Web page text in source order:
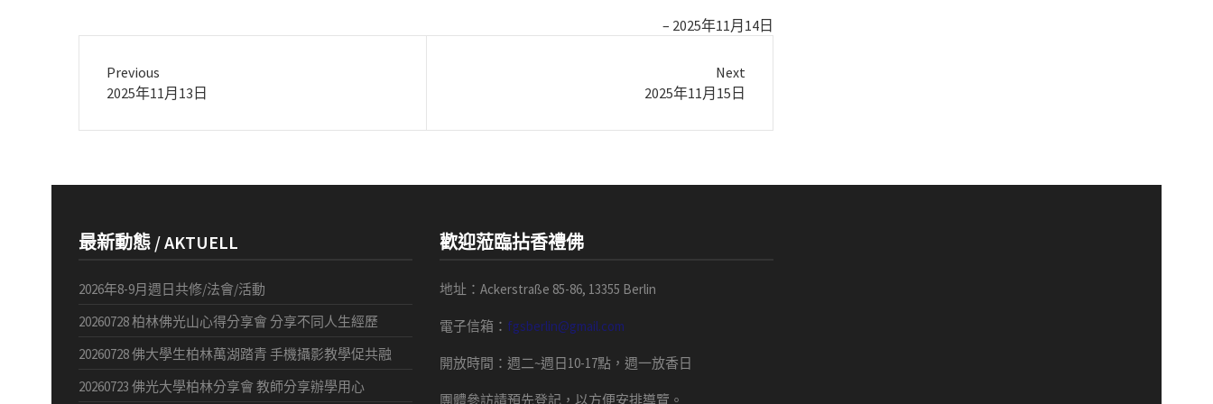
2025年11月14日
Previous
Previous
2025年11月13日
Next
2025年11月15日
最新動態 / AKTUELL
2026年8-9月週日共修/法會/活動
20260728 柏林佛光山心得分享會 分享不同人生經歷
20260728 佛大學生柏林萬湖踏青 手機攝影教學促共融
20260723 佛光大學柏林分享會 教師分享辦學用心
歡迎蒞臨拈香禮佛
地址：Ackerstraße 85-86, 13355 Berlin
電子信箱： fgsberlin@gmail.com
開放時間 ： 週二~週日10-17點， 週一放香日
團體參訪請預先登記，以方便安排導覽 。